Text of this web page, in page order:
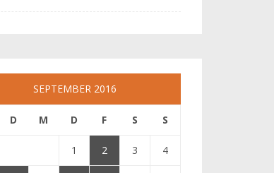
SEPTEMBER 2016
D M D F S S
1 2 3 4